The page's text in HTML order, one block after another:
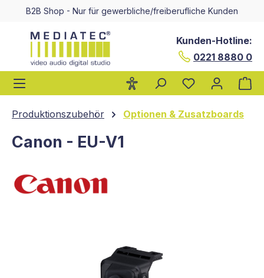
springen
B2B Shop - Nur für gewerbliche/freiberufliche Kunden
Kunden-Hotline:
0221 8880 0
Produktionszubehör Optionen & Zusatzboards
Canon - EU-V1